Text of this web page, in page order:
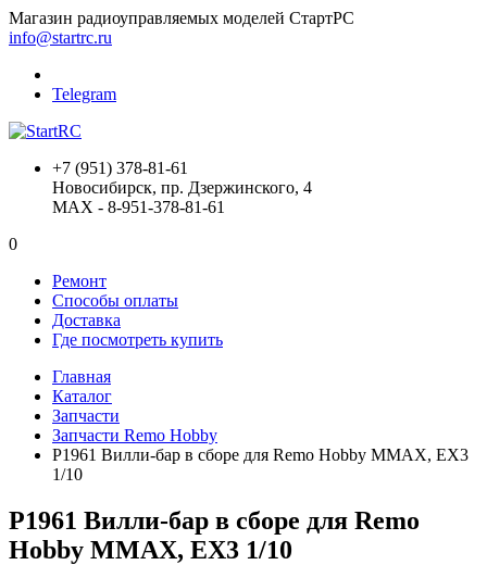
Магазин радиоуправляемых моделей СтартРС
info@startrc.ru
Telegram
+7 (951) 378-81-61
Новосибирск, пр. Дзержинского, 4
MAX - 8-951-378-81-61
0
Ремонт
Способы оплаты
Доставка
Где посмотреть купить
Главная
Каталог
Запчасти
Запчасти Remo Hobby
P1961 Вилли-бар в сборе для Remo Hobby MMAX, EX3
1/10
P1961 Вилли-бар в сборе для Remo
Hobby MMAX, EX3 1/10